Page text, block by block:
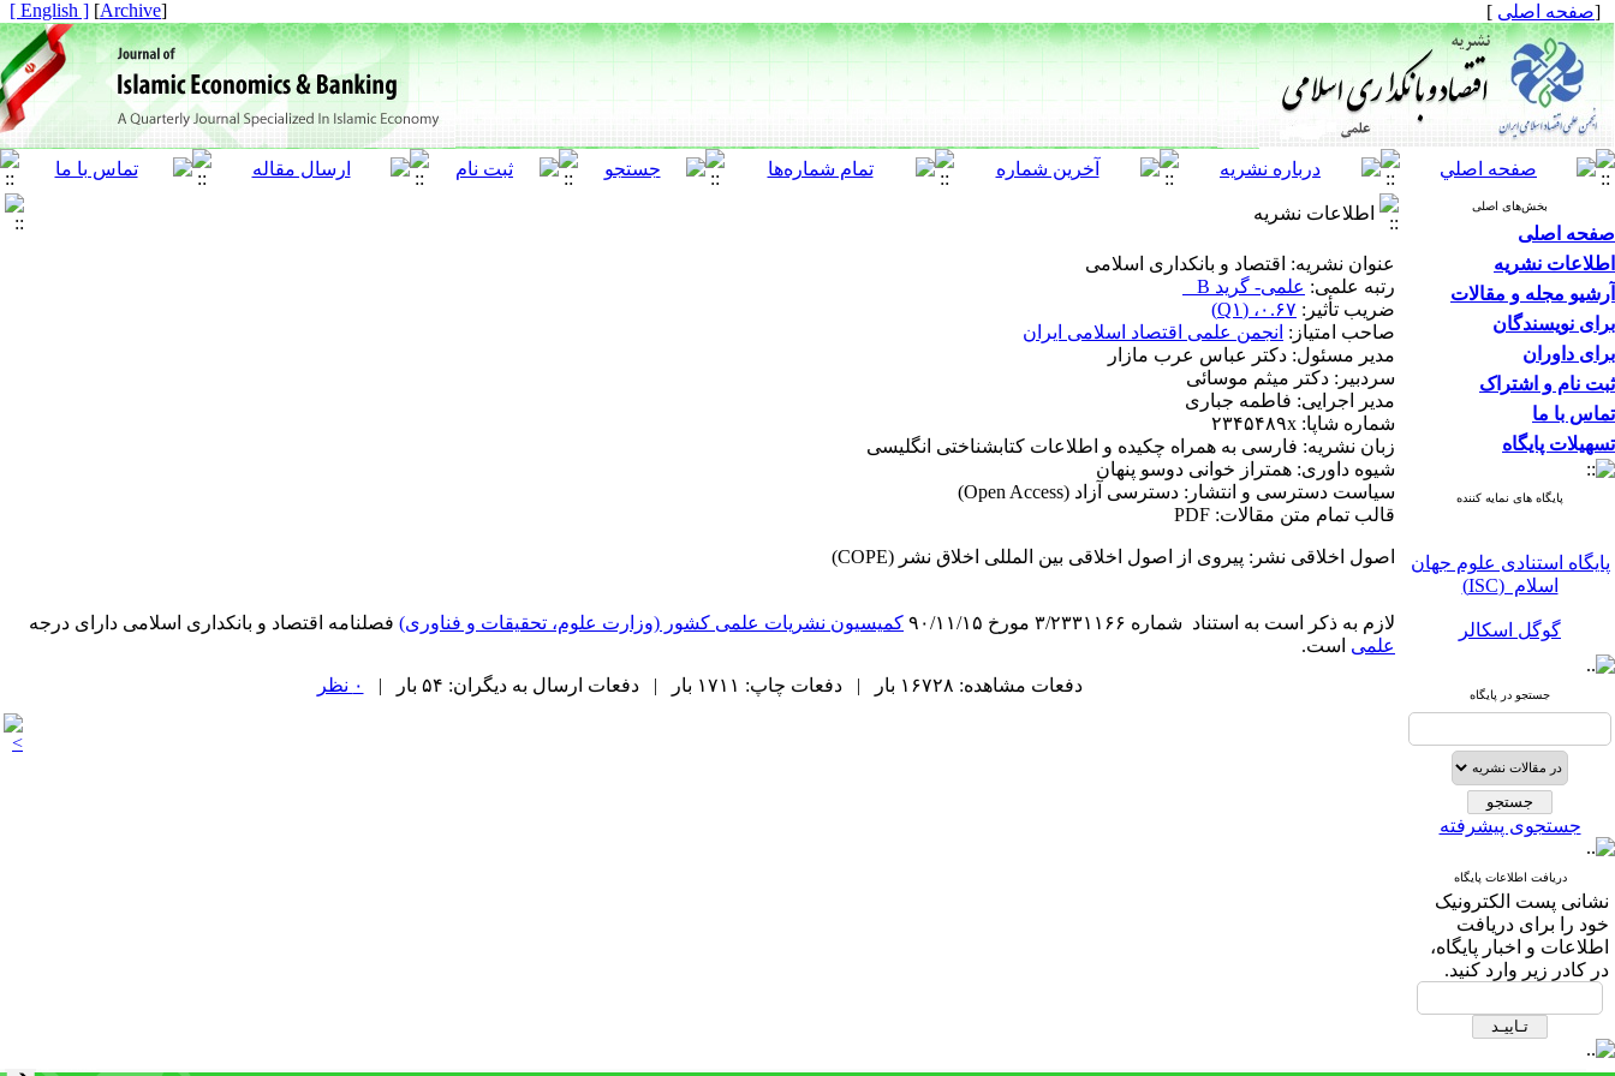
[صفحه اصلی ]
[
Archive
]
[ English ]
بخش‌های اصلی
صفحه اصلی
اطلاعات نشریه
آرشیو مجله و مقالات
برای نویسندگان
برای داوران
ثبت نام و اشتراک
تماس با ما
تسهیلات پایگاه
پایگاه های نمایه کننده
پایگاه استنادی علوم جهان
اسلام (ISC)
گوگل اسکالر
نورمگز
سیویلیکا
پایگاه استنادی علوم جهان
اسلام (ISC)
مگ ایران
جستجو در پایگاه
جستجوی پیشرفته
دریافت اطلاعات پایگاه
نشانی پست الکترونیک
خود را برای دریافت
اطلاعات و اخبار پایگاه،
در کادر زیر وارد کنید.
اطلاعات نشریه
عنوان نشریه: اقتصاد و بانکداری اسلامی
رتبه علمی: علمی- گرید B
ضریب تأثیر: ۰.۶۷، (Q۱)
صاحب امتیاز: انجمن علمی اقتصاد اسلامی ایران
مدیر مسئول: دکتر عباس عرب مازار
سردبیر: دکتر میثم موسائی
مدیر اجرایی: فاطمه جباری
شماره شاپا: ۲۳۴۵۴۸۹x
زبان نشریه: فارسی به همراه چکیده و اطلاعات کتابشناختی انگلیسی
شیوه داوری: همتراز خوانی دوسو پنهان
سیاست دسترسی و انتشار: دسترسی آزاد (Open Access)
قالب تمام متن مقالات: PDF
اصول اخلاقی نشر: پیروی از اصول اخلاقی بین المللی اخلاق نشر (COPE)
لازم به ذکر است به استناد شماره ۳/۲۳۳۱۱۶۶ مورخ ۹۰/۱۱/۱۵ کمیسیون نشریات علمی کشور (وزارت علوم، تحقیقات و فناوری) فصلنامه اقتصاد و بانکداری اسلامی دارای درجه
علمی است.
دفعات مشاهده: ۱۶۷۲۸ بار | دفعات چاپ: ۱۷۱۱ بار | دفعات ارسال به دیگران: ۵۴ بار |
۰ نظر